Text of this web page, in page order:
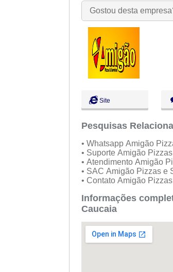
Qua:
09:00 - 18:00
Sex:
09:00 - 18:00
Sáb:
Fechado
Dom:
Fechado
Gostou desta
Site
Pesquisas
• Whatsapp Amigão
• Suporte Amigão
• Atendimento Amigão
• SAC Amigão Pizzas e
• Contato Amigão
Informações
Caucaia